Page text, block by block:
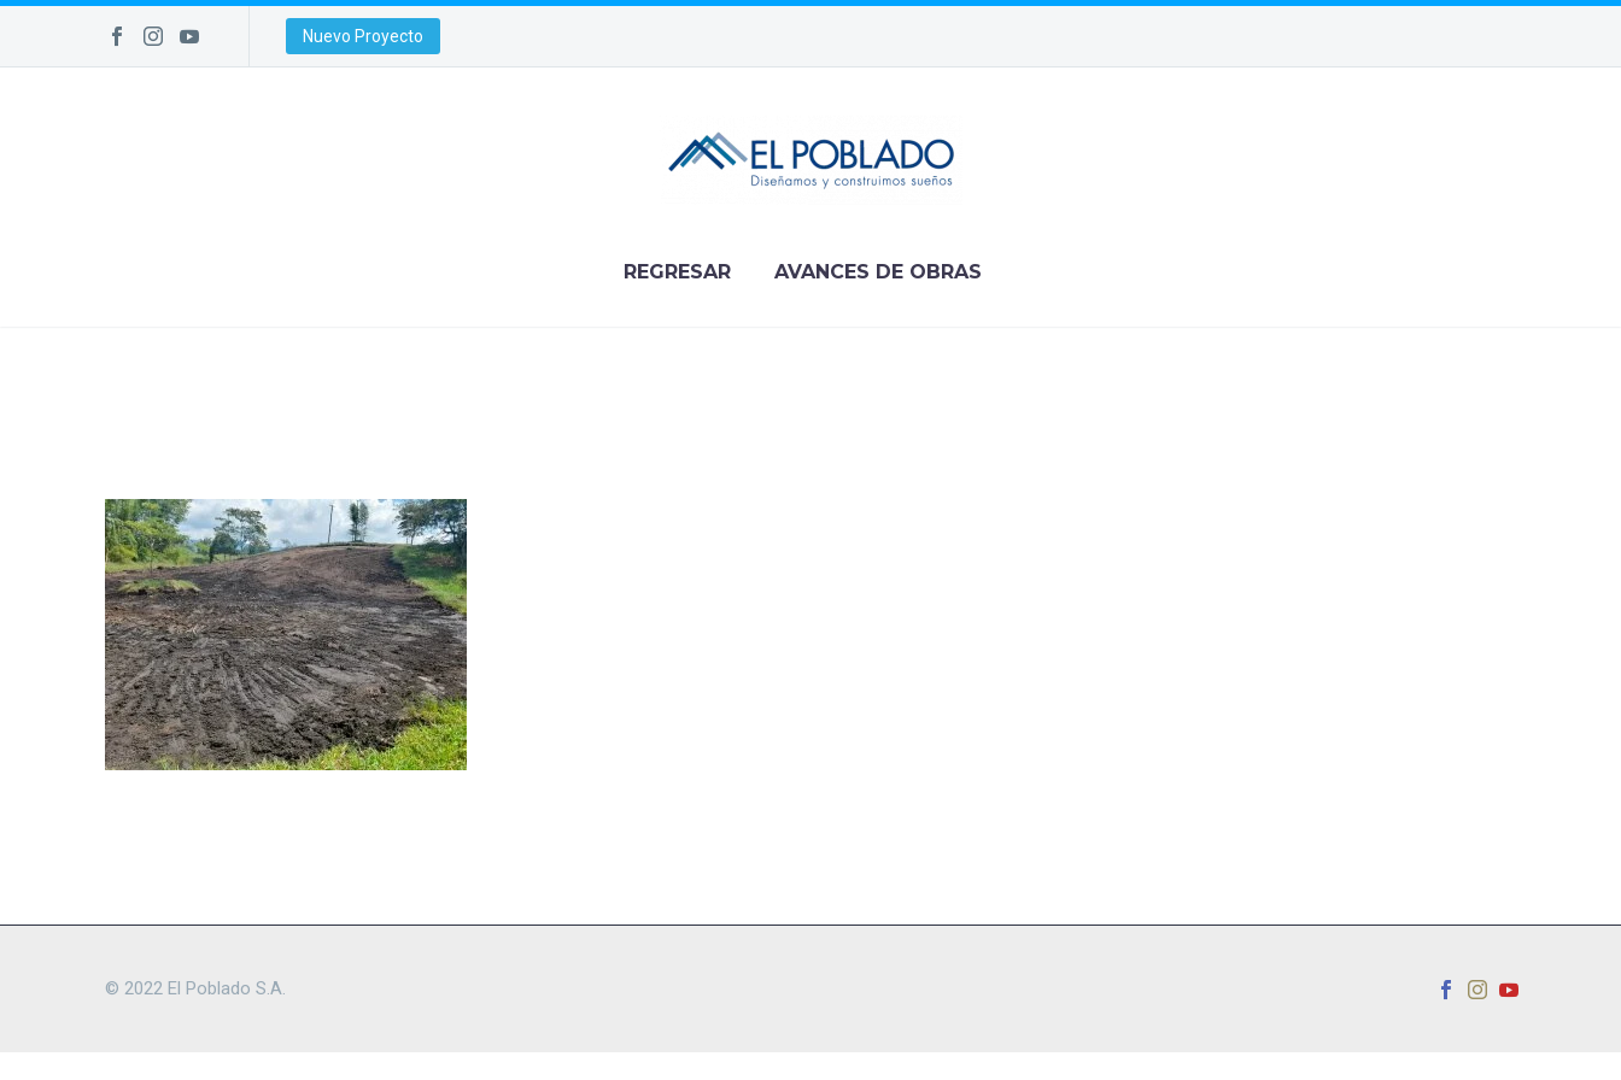
Nuevo Proyecto
REGRESAR AVANCES DE OBRAS
© 2022 El Poblado S.A.